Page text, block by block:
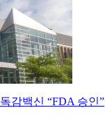
감백신 “FDA 승인”